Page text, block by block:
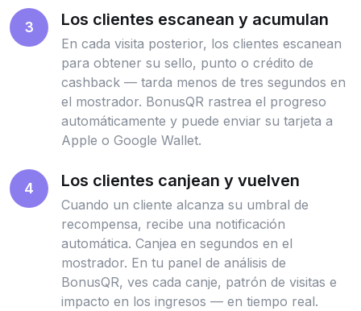
3 Los clientes escanean y acumulan
En cada visita posterior, los clientes escanean
para obtener su sello, punto o crédito de
cashback — tarda menos de tres segundos en
el mostrador. BonusQR rastrea el progreso
automáticamente y puede enviar su tarjeta a
Apple o Google Wallet.
4 Los clientes canjean y vuelven
Cuando un cliente alcanza su umbral de
recompensa, recibe una notificación
automática. Canjea en segundos en el
mostrador. En tu panel de análisis de
BonusQR, ves cada canje, patrón de visitas e
impacto en los ingresos — en tiempo real.